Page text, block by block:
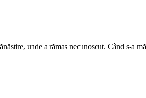
unde a rămas neсunoscut. Când s-a